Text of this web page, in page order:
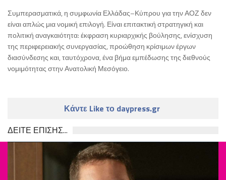
Συμπερασματικά, η συμφωνία Ελλάδας–Κύπρου για την ΑΟΖ δεν
είναι απλώς μια νομική επιλογή. Είναι επιτακτική στρατηγική και
πολιτική αναγκαιότητα: έκφραση κυριαρχικής βούλησης, ενίσχυση
της περιφερειακής συνεργασίας, προώθηση κρίσιμων έργων
διασύνδεσης και, ταυτόχρονα, ένα βήμα εμπέδωσης της διεθνούς
νομιμότητας στην Ανατολική Μεσόγειο.
Κάντε Like το daypress.gr
ΔΕΙΤΕ ΕΠΙΣΗΣ...